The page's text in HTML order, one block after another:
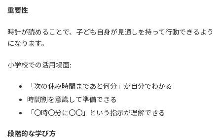
重要性
時計が読めることで、子ども自身が見通しを持って行動できるよう
になります。
小学校での活用場面:
「次の休み時間まであと何分」が自分でわかる
時間割を意識して準備できる
「〇時〇分に〇〇」という指示が理解できる
段階的な学び方